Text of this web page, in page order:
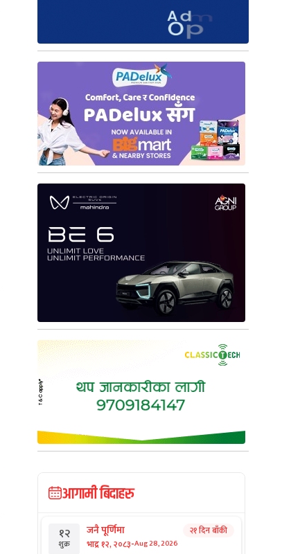
आगामी बिदाहरु
१२
शुक्र
जनै पूर्णिमा
भाद्र १२, २०८३-Aug 28, 2026
२१ दिन बाँकी